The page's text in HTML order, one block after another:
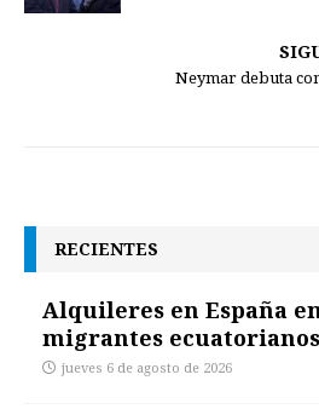
Neymar debuta
RECIENTES
Alquileres en España
migrantes
jueves 6 de agosto de 2026